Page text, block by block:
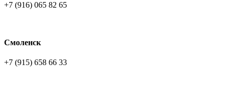
+7 (916) 065 82 65
Смоленск
+7 (915) 658 66 33